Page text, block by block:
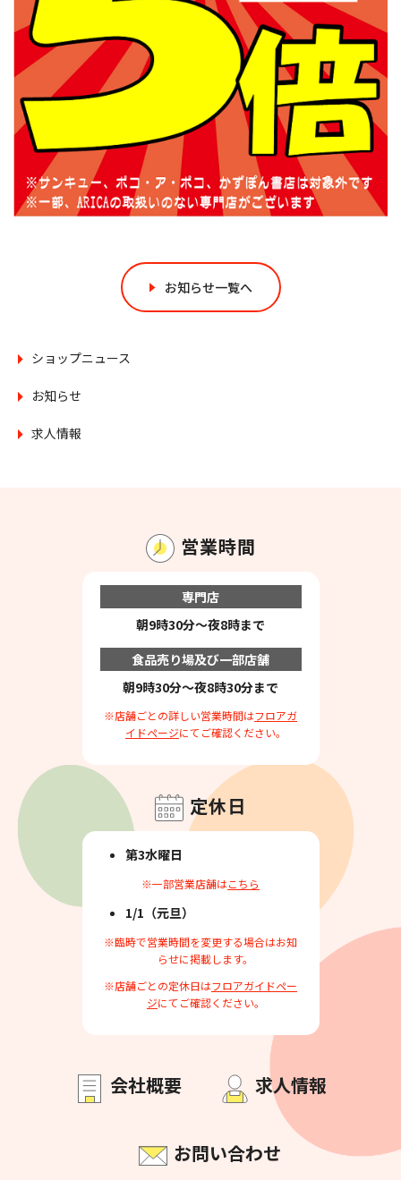
お知らせ一覧へ
ショップニュース
お知らせ
求人情報
営業時間
専門店
朝9時30分～夜8時まで
食品売り場及び一部店舗
朝9時30分～夜8時30分まで
※店舗ごとの詳しい営業時間はフロアガ
イドページにてご確認ください。
定休日
第3水曜日
※一部営業店舗はこちら
1/1（元旦）
※臨時で営業時間を変更する場合はお知
らせに掲載します。
※店舗ごとの定休日はフロアガイドペー
ジにてご確認ください。
会社概要 求人情報
お問い合わせ